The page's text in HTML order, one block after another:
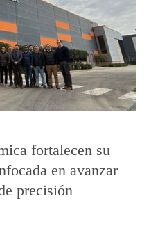
fortalecen su
en avanzar
precisión